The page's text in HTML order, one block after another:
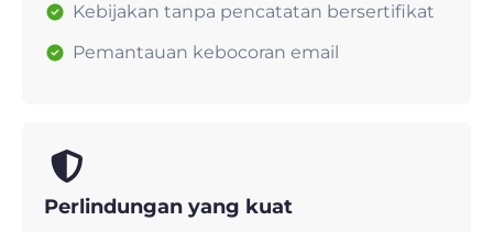
Kebijakan tanpa pencatatan bersertifikat
Pemantauan kebocoran email
Perlindungan yang kuat